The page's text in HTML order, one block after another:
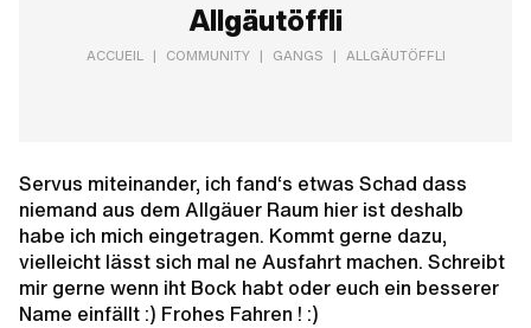
Allgäutöffli
ACCUEIL | COMMUNITY | GANGS | ALLGÄUTÖFFLI
Servus miteinander, ich fand‘s etwas Schad dass
niemand aus dem Allgäuer Raum hier ist deshalb
habe ich mich eingetragen. Kommt gerne dazu,
vielleicht lässt sich mal ne Ausfahrt machen. Schreibt
mir gerne wenn iht Bock habt oder euch ein besserer
Name einfällt :) Frohes Fahren ! :)